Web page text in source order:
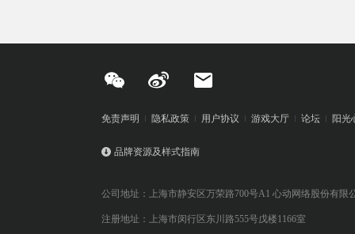
免责声明 隐私政策 用户协议 游戏大厅 论坛 阳光
品牌资源及样式指南
公司地址：上海市静安区万荣路700号A1 心动网络股份有限
注册地址：上海市闵行区东川路555号戊楼1166室